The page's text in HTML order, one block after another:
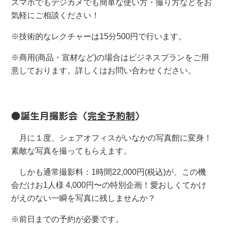
スマホでもデジカメでも簡単な使い方・撮り方などをお
気軽にご相談ください！
※技術的なレクチャーは15分500円で行います。
※商用(商品・宣材など)の場合はビジネスプランをご用
意しております。詳しくはお問い合わせください。
●誕生月撮影会（完全予約制 ）
月に１度、シェアオフィスがいなかの写真館に変身！
素敵な写真を撮ってもらえます。
しかも通常撮影料：1時間22,000円(税込)が、この機
会だけお1人様 4,000円〜の特別企画！愛おしくてかけ
がえのない一瞬を写真に残しませんか？
※前日までの予約が必要です。